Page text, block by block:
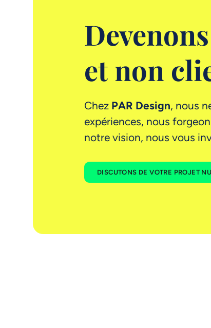
et non
Chez PAR Design, nous
expériences, nous
notre vision, nous vous
DISCUTONS DE VOTRE PROJET